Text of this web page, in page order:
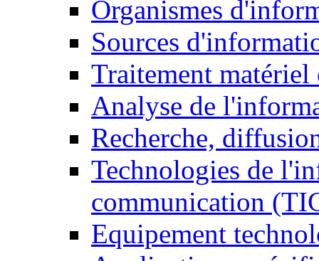
Organismes
Sources
Traitement matériel
Analyse de
Recherche,
Technologies de
communication
Equipement